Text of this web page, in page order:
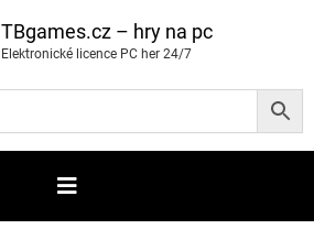
TBgames.cz – hry na pc
Elektronické licence PC her 24/7